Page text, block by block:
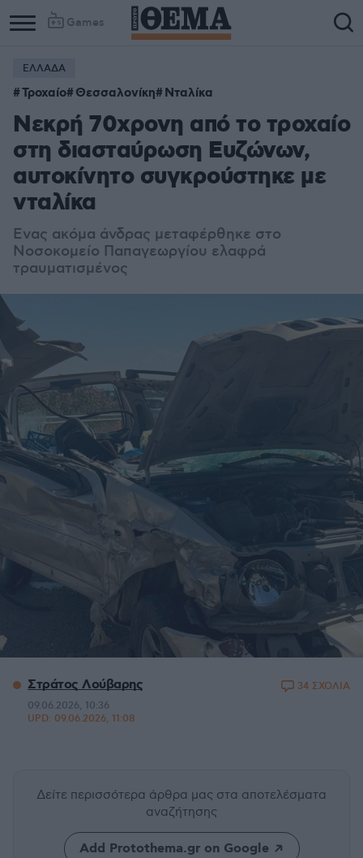
Games
ΕΛΛΑΔΑ
Τροχαίο Θεσσαλονίκη Νταλίκα
Νεκρή 70χρονη από το τροχαίο
στη διασταύρωση Ευζώνων,
αυτοκίνητο συγκρούστηκε με
νταλίκα
Ενας ακόμα άνδρας μεταφέρθηκε στο
Νοσοκομείο Παπαγεωργίου ελαφρά
τραυματισμένος
Στράτος Λούβαρης
09.06.2026, 10:36
UPD: 09.06.2026, 11:08
34 ΣΧΟΛΙΑ
Δείτε περισσότερα άρθρα μας στα αποτελέσματα
αναζήτησης
Add Protothema.gr on Google